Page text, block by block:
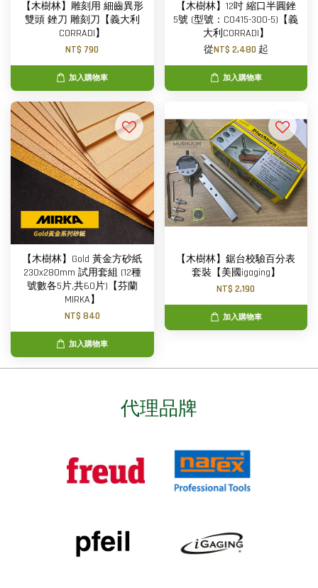
【木樹林】雕刻用 細齒異形
雙頭 銼刀 雕刻刀【義大利
CORRADI】
NT$ 790
加入購物車
【木樹林】12吋 縮口半圓銼
5號 (型號：C0415-300-5)【義
大利CORRADI】
從NT$ 2,480 起
加入購物車
【木樹林】Gold 黃金方砂紙
230x280mm 試用套組 (12種
號數各5片,共60片)【芬蘭
MIRKA】
NT$ 840
加入購物車
【木樹林】鋸台校驗百分表
套裝【美國igaging】
NT$ 2,190
加入購物車
代理品牌